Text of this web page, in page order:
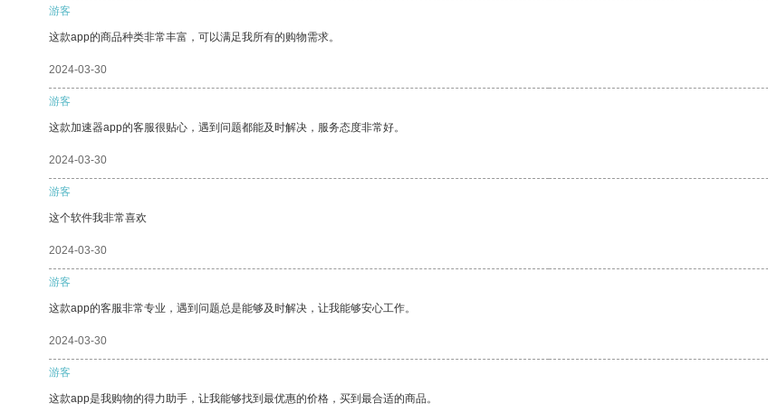
游客
这款app的商品种类非常丰富，可以满足我所有的购物需求。
2024-03-30
游客
这款加速器app的客服很贴心，遇到问题都能及时解决，服务态度非常好。
2024-03-30
游客
这个软件我非常喜欢
2024-03-30
游客
这款app的客服非常专业，遇到问题总是能够及时解决，让我能够安心工作。
2024-03-30
游客
这款app是我购物的得力助手，让我能够找到最优惠的价格，买到最合适的商品。